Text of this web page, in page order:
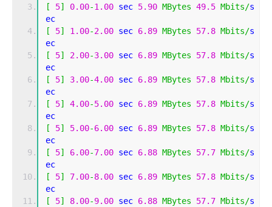
[
5] 0.00-1.00 sec 5.90 MBytes 49.5 Mbits/s
ec
[
5] 1.00-2.00 sec 6.89 MBytes 57.8 Mbits/s
ec
[
5] 2.00-3.00 sec 6.89 MBytes 57.8 Mbits/s
ec
[
5] 3.00-4.00 sec 6.89 MBytes 57.8 Mbits/s
ec
[
5] 4.00-5.00 sec 6.89 MBytes 57.8 Mbits/s
ec
[
5] 5.00-6.00 sec 6.89 MBytes 57.8 Mbits/s
ec
[
5] 6.00-7.00 sec 6.88 MBytes 57.7 Mbits/s
ec
[
5] 7.00-8.00 sec 6.89 MBytes 57.8 Mbits/s
ec
[
5] 8.00-9.00 sec 6.88 MBytes 57.7 Mbits/s